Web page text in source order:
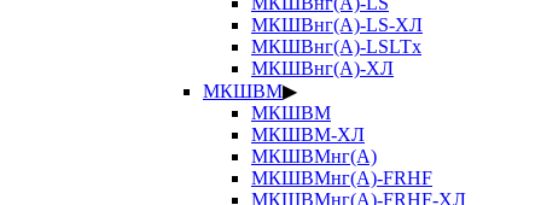
МКШВнг(А)-LS-ХЛ
МКШВнг(А)-LSLTx
МКШВнг(А)-ХЛ
МКШВМ▶
МКШВМ
МКШВМ-ХЛ
МКШВМнг(А)
МКШВМнг(А)-FRHF
МКШВМнг(А)-FRHF-ХЛ